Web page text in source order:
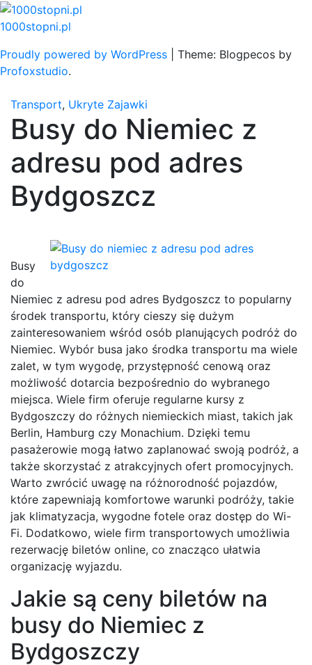
Skip
to
1000stopni.pl
Proudly powered by WordPress
Theme: Blogpecos by
Profoxstudio.
Transport, Ukryte Zajawki
Busy do Niemiec z
adresu pod adres
Bydgoszcz
Busy
do
Niemiec z adresu pod adres Bydgoszcz to popularny
środek transportu, który cieszy się dużym
zainteresowaniem wśród osób planujących podróż do
Niemiec. Wybór busa jako środka transportu ma wiele
zalet, w tym wygodę, przystępność cenową oraz
możliwość dotarcia bezpośrednio do wybranego
miejsca. Wiele firm oferuje regularne kursy z
Bydgoszczy do różnych niemieckich miast, takich jak
Berlin, Hamburg czy Monachium. Dzięki temu
pasażerowie mogą łatwo zaplanować swoją podróż, a
także skorzystać z atrakcyjnych ofert promocyjnych.
Warto zwrócić uwagę na różnorodność pojazdów,
które zapewniają komfortowe warunki podróży, takie
jak klimatyzacja, wygodne fotele oraz dostęp do Wi-
Fi. Dodatkowo, wiele firm transportowych umożliwia
rezerwację biletów online, co znacząco ułatwia
organizację wyjazdu.
Jakie są ceny biletów na
busy do Niemiec z
Bydgoszczy